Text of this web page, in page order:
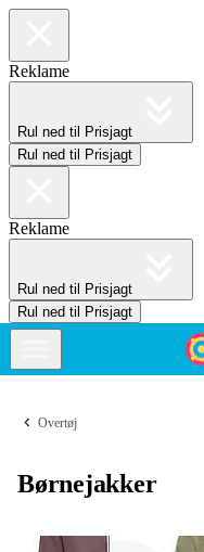
Reklame
Rul ned til Prisjagt
Rul ned til Prisjagt
Reklame
Rul ned til Prisjagt
Rul ned til Prisjagt
Overtøj
Børnejakker